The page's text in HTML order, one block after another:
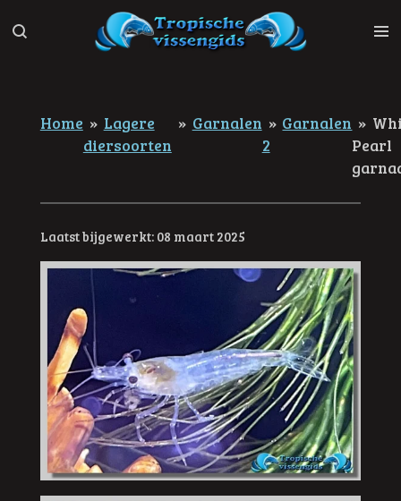
direct
Home » Lagere
diersoorten
» Garnalen » Garnalen
2
»
Pearl
Laatst bijgewerkt: 08 maart 2025